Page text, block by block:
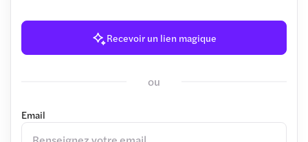
Recevoir un lien magique
ou
Email